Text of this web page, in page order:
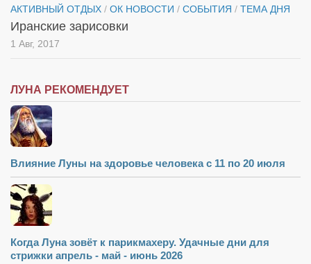
АКТИВНЫЙ ОТДЫХ / ОК НОВОСТИ / СОБЫТИЯ / ТЕМА ДНЯ
Иранские зарисовки
1 Авг, 2017
ЛУНА РЕКОМЕНДУЕТ
Влияние Луны на здоровье человека с 11 по 20 июля
Когда Луна зовёт к парикмахеру. Удачные дни для
стрижки апрель - май - июнь 2026